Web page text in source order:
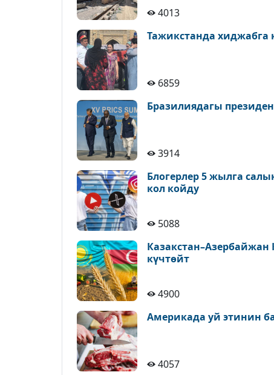
4013
Тажикстанда хиджабга
6859
Бразилиядагы
3914
Блогерлер 5 жылга
кол койду
5088
күчтөйт
4900
Америкада уй этинин
4057